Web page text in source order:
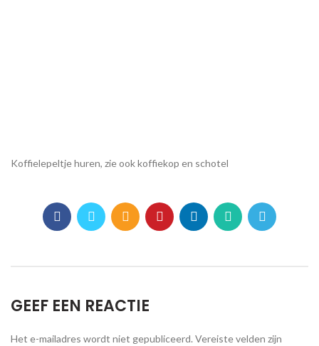
Koffielepeltje huren, zie ook koffiekop en schotel
GEEF EEN REACTIE
Het e-mailadres wordt niet gepubliceerd.Vereiste velden zijn